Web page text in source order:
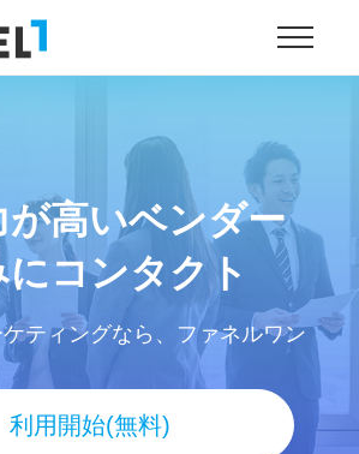
が高いベンダー
にコンタクト
ティングなら、ファネルワン
利用開始(無料)